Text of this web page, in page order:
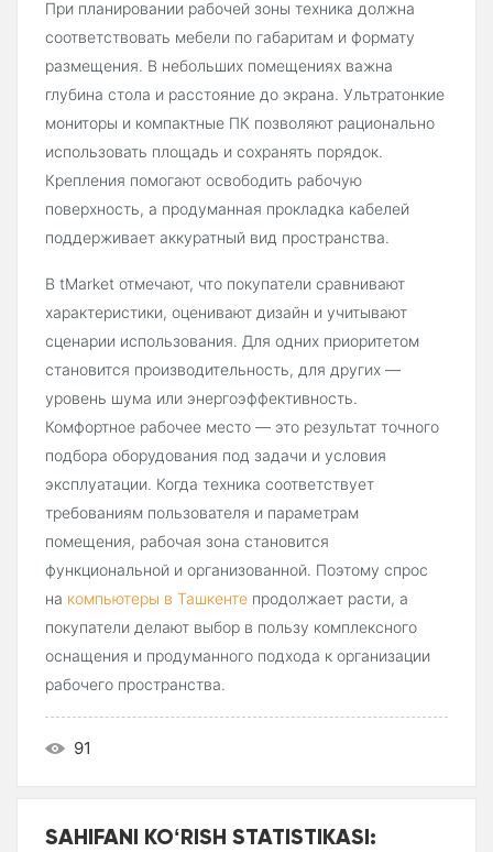
При планировании рабочей зоны техника должна
соответствовать мебели по габаритам и формату
размещения. В небольших помещениях важна
глубина стола и расстояние до экрана. Ультратонкие
мониторы и компактные ПК позволяют рационально
использовать площадь и сохранять порядок.
Крепления помогают освободить рабочую
поверхность, а продуманная прокладка кабелей
поддерживает аккуратный вид пространства.
В tMarket отмечают, что покупатели сравнивают
характеристики, оценивают дизайн и учитывают
сценарии использования. Для одних приоритетом
становится производительность, для других —
уровень шума или энергоэффективность.
Комфортное рабочее место — это результат точного
подбора оборудования под задачи и условия
эксплуатации. Когда техника соответствует
требованиям пользователя и параметрам
помещения, рабочая зона становится
функциональной и организованной. Поэтому спрос
на компьютеры в Ташкенте продолжает расти, а
покупатели делают выбор в пользу комплексного
оснащения и продуманного подхода к организации
рабочего пространства.
91
SAHIFANI KOʻRISH STATISTIKASI: